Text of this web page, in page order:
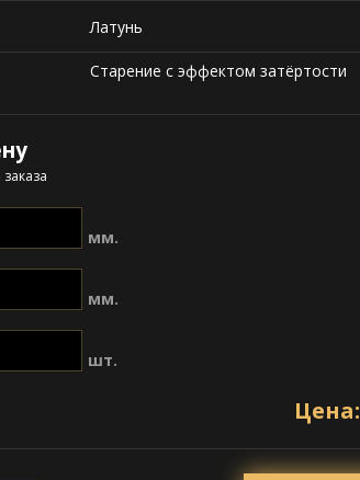
Латунь
Старение с эффектом затёртости
мм.
мм.
шт.
Цена: